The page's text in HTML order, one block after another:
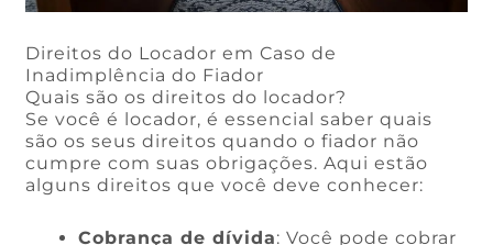
Direitos do Locador em Caso de
Inadimplência do Fiador
Quais são os direitos do locador?
Se você é locador, é essencial saber quais
são os seus direitos quando o fiador não
cumpre com suas obrigações. Aqui estão
alguns direitos que você deve conhecer:
Cobrança de dívida: Você pode cobrar